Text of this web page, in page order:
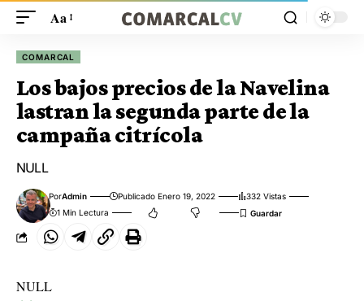
Aa
COMARCAL
Los bajos precios de la Navelina
lastran la segunda parte de la
campaña citrícola
NULL
PorAdmin Publicado Enero 19, 2022
332 Vistas
1 Min Lectura
NULL